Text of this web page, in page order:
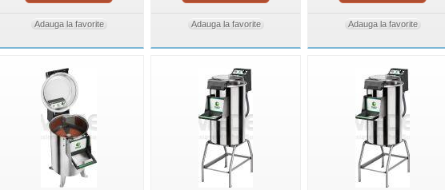
Adauga la favorite Adauga la favorite Adauga la favorite